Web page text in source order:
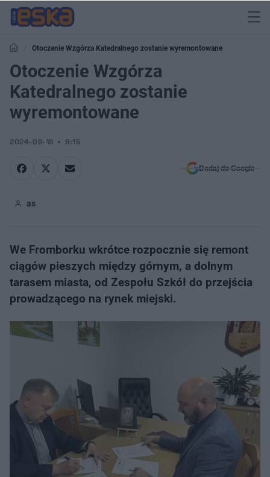
Otoczenie Wzgórza Katedralnego zostanie wyremontowane
Otoczenie Wzgórza
Katedralnego zostanie
wyremontowane
2024-09-18 9:15
Dodaj do Google
as
We Fromborku wkrótce rozpocznie się remont
ciągów pieszych między górnym, a dolnym
tarasem miasta, od Zespołu Szkół do przejścia
prowadzącego na rynek miejski.